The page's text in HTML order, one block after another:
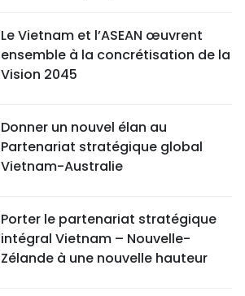
Le Vietnam et l’ASEAN œuvrent
ensemble à la concrétisation de la
Vision 2045
Donner un nouvel élan au
Partenariat stratégique global
Vietnam-Australie
Porter le partenariat stratégique
intégral Vietnam – Nouvelle-
Zélande à une nouvelle hauteur